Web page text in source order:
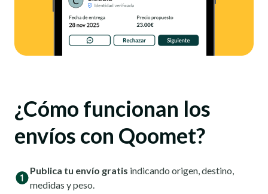
¿Cómo funcionan los
envíos con Qoomet?
Publica tu envío gratis indicando origen, destino,
medidas y peso.